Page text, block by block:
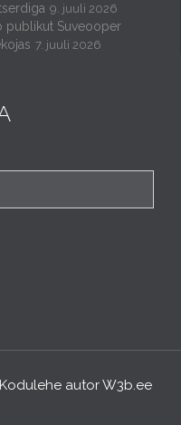
9. juuli 2026
publikut Suveooper
7. juuli 2026
autorW3b.ee